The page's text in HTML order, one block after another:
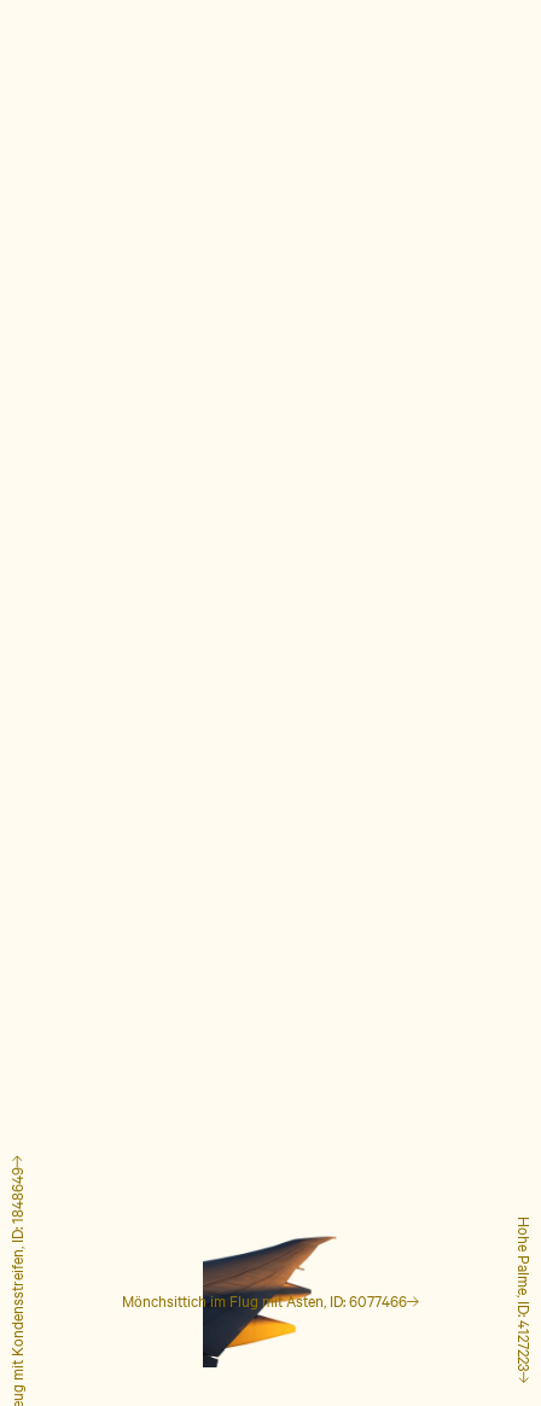
Mönchsittich im Flug mit Ästen, ID: 6077466 Hohe Palme, ID: 4127223
Flugzeug mit Kondensstreifen, ID: 1848649